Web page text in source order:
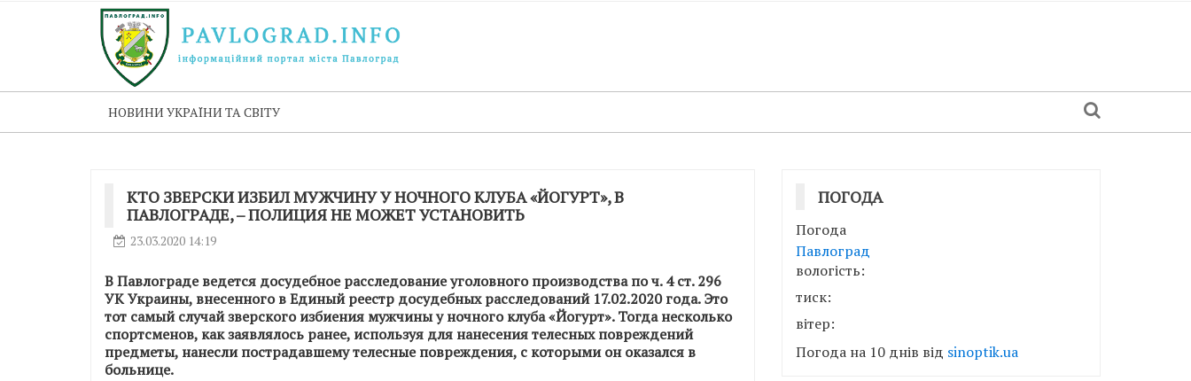
НОВИНИ УКРАЇНИ ТА СВІТУ
КТО ЗВЕРСКИ ИЗБИЛ МУЖЧИНУ У НОЧНОГО КЛУБА «ЙОГУРТ», В
ПАВЛОГРАДЕ, – ПОЛИЦИЯ НЕ МОЖЕТ УСТАНОВИТЬ
23.03.2020 14:19
В Павлограде ведется досудебное расследование уголовного производства по ч. 4 ст. 296
УК Украины, внесенного в Единый реестр досудебных расследований 17.02.2020 года. Это
тот самый случай зверского избиения мужчины у ночного клуба «Йогурт». Тогда несколько
спортсменов, как заявлялось ранее, используя для нанесения телесных повреждений
предметы, нанесли пострадавшему телесные повреждения, с которыми он оказался в
больнице.
ПОГОДА
Погода
Павлоград
вологість:
тиск:
вітер:
Погода на 10 днів від sinoptik.ua